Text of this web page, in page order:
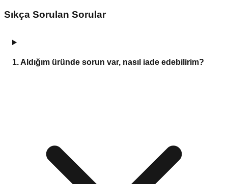
Sıkça Sorulan Sorular
1. Aldığım üründe sorun var, nasıl iade edebilirim?